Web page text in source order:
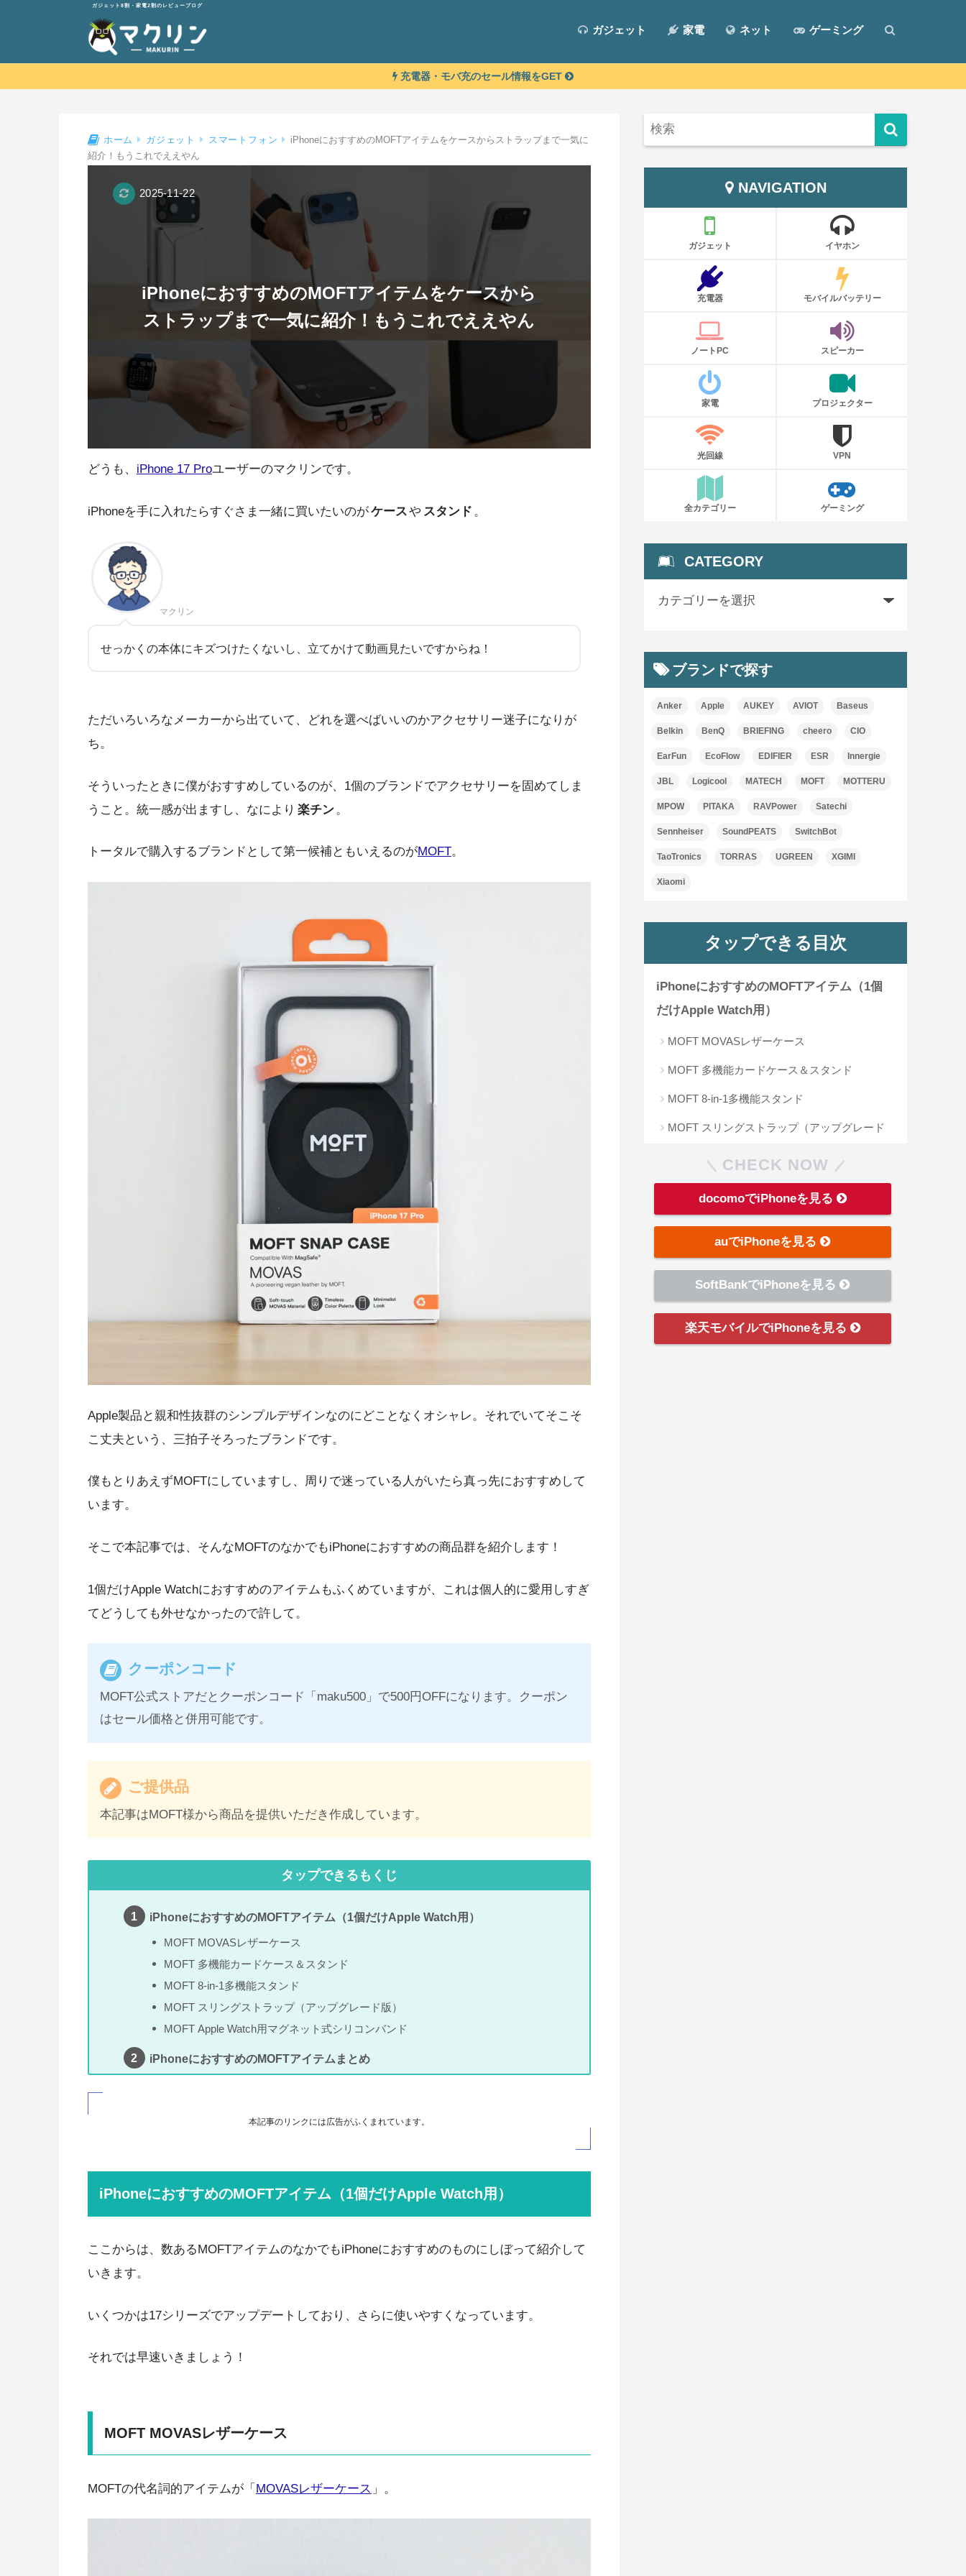
ガジェット8割・家電2割のレビューブログ
ガジェット 家電 ネット ゲーミング
充電器・モバ充のセール情報をGET
ホーム ガジェット スマートフォン
iPhoneにおすすめのMOFTアイテムをケースからストラップまで一気に
紹介！もうこれでええやん
iPhoneにおすすめのMOFTアイテムをケースから
ストラップまで一気に紹介！もうこれでええやん
2025-11-22
どうも、 iPhone 17 Proユーザーのマクリンです。
iPhoneを手に入れたらすぐさま一緒に買いたいのがケースや スタンド 。
マクリン
せっかくの本体にキズつけたくないし、立てかけて動画見たいですからね！
ただいろいろなメーカーから出ていて、どれを選べばいいのかアクセサリー迷子になりが
ち。
そういったときに僕がおすすめしているのが、1個のブランドでアクセサリーを固めてしま
うこと。統一感が出ますし、なにより 楽チン 。
トータルで購入するブランドとして第一候補ともいえるのがMOFT。
Apple製品と親和性抜群のシンプルデザインなのにどことなくオシャレ。それでいてそこそ
こ丈夫という、三拍子そろったブランドです。
僕もとりあえずMOFTにしていますし、周りで迷っている人がいたら真っ先におすすめして
います。
そこで本記事では、そんなMOFTのなかでもiPhoneにおすすめの商品群を紹介します！
1個だけApple Watchにおすすめのアイテムもふくめていますが、これは個人的に愛用しすぎ
てどうしても外せなかったので許して。
クーポンコード
MOFT公式ストアだとクーポンコード「maku500」で500円OFFになります。クーポン
はセール価格と併用可能です。
ご提供品
本記事はMOFT様から商品を提供いただき作成しています。
タップできるもくじ
iPhoneにおすすめのMOFTアイテム（1個だけApple Watch用）
MOFT MOVASレザーケース
MOFT 多機能カードケース＆スタンド
MOFT 8-in-1多機能スタンド
MOFT スリングストラップ（アップグレード版）
MOFT Apple Watch用マグネット式シリコンバンド
iPhoneにおすすめのMOFTアイテムまとめ
本記事のリンクには広告がふくまれています。
iPhoneにおすすめのMOFTアイテム（1個だけApple Watch用）
ここからは、数あるMOFTアイテムのなかでもiPhoneにおすすめのものにしぼって紹介して
いきます。
いくつかは17シリーズでアップデートしており、さらに使いやすくなっています。
それでは早速いきましょう！
MOFT MOVASレザーケース
MOFTの代名詞的アイテムが「 MOVASレザーケース 」。
NAVIGATION
ガジェット イヤホン
充電器 モバイルバッテリー
ノートPC スピーカー
家電 プロジェクター
光回線 VPN
全カテゴリー ゲーミング
CATEGORY
ブランドで探す
Anker Apple AUKEY AVIOT Baseus
Belkin BenQ BRIEFING cheero CIO
EarFun EcoFlow EDIFIER ESR Innergie
JBL Logicool MATECH MOFT MOTTERU
MPOW PITAKA RAVPower Satechi
Sennheiser SoundPEATS SwitchBot
TaoTronics TORRAS UGREEN XGIMI
Xiaomi
タップできる目次
iPhoneにおすすめのMOFTアイテム（1個
だけApple Watch用）
MOFT MOVASレザーケース
MOFT 多機能カードケース＆スタンド
MOFT 8-in-1多機能スタンド
MOFT スリングストラップ（アップグレード
CHECK NOW
docomoでiPhoneを見る
auでiPhoneを見る
SoftBankでiPhoneを見る
楽天モバイルでiPhoneを見る